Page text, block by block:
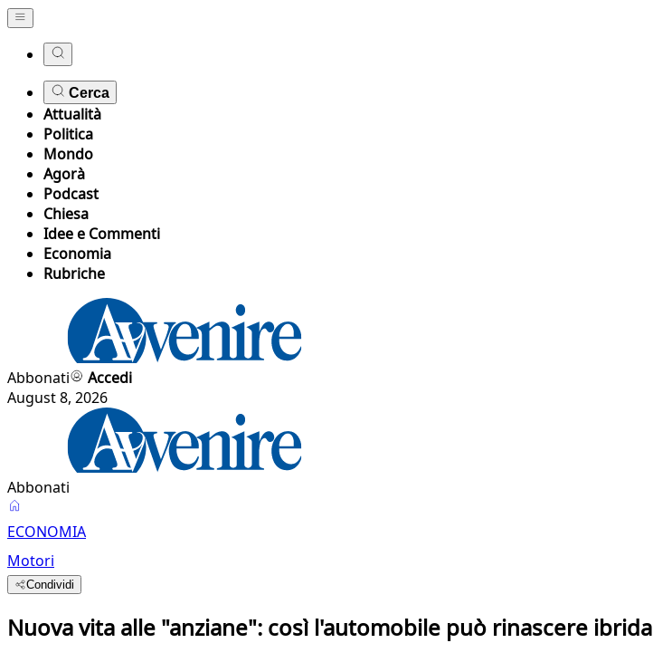
Cerca
Attualità
Politica
Mondo
Agorà
Podcast
Chiesa
Idee e Commenti
Economia
Rubriche
Abbonati
Accedi
August 8, 2026
Abbonati
ECONOMIA
Motori
Condividi
Nuova vita alle "anziane": così l'automobile può rinascere ibrida